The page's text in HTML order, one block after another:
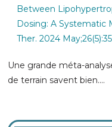
Between
Dosing: A Systematic
Ther. 2024
Une grande méta-
de terrain savent bien....